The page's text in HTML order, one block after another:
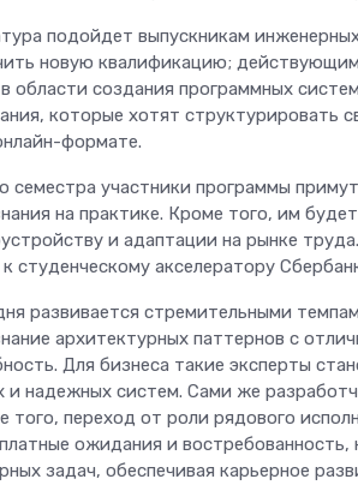
подойдет выпускникам
новую квалификацию;
в области создания программных
которые хотят структурировать
формате.
семестра участники программы
на практике. Кроме того, им
и адаптации на рынке
студенческому акселератору
развивается стремительными
архитектурных паттернов с
Для бизнеса такие эксперты
надежных систем. Сами же
того, переход от роли рядового
ожидания и
задач, обеспечивая карьерное